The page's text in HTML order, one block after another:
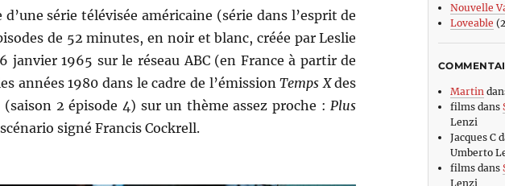
série télévisée américaine (série dans l’esprit de
de 52 minutes, en noir et blanc, créée par Leslie
janvier 1965 sur le réseau ABC (en France à partir de
années 1980 dans le cadre de l’émissionTemps Xdes
2 épisode 4) sur un thème assez proche : Plus
signé Francis Cockrell.
Nouvelle
Loveable
Martin
filmsdans
Lenzi
Jacques C
Umberto
filmsdans
Lenzi